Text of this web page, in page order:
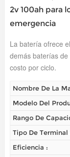
2v 100ah para
emergencia
La batería ofrece
demás baterías
costo por ciclo.
Nombre De La
Modelo Del
Rango De
Tipo De Terminal
Eficiencia :